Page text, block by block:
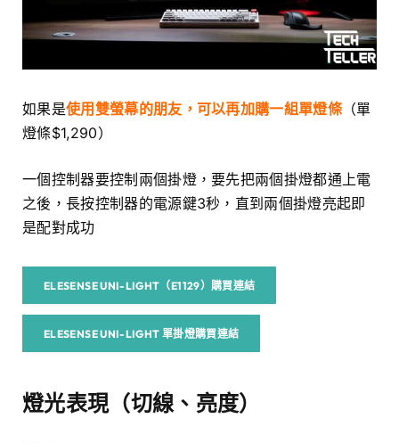
如果是使用雙螢幕的朋友，可以再加購一組單燈條 （單
燈條$1,290）
一個控制器要控制兩個掛燈，要先把兩個掛燈都通上電
之後，長按控制器的電源鍵3秒，直到兩個掛燈亮起即
是配對成功
ELESENSE UNI-LIGHT（E1129）購買連結
ELESENSE UNI-LIGHT 單掛燈購買連結
燈光表現（切線、亮度）